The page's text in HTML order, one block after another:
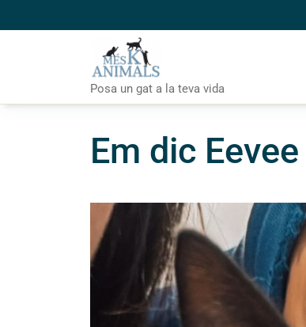
to
Posa un gat a la teva vida
Em dic